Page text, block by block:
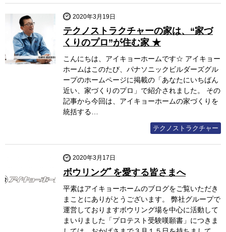
2020年3月19日
テクノストラクチャーの家は、“家づ
くりのプロ”が住む家 ★
こんにちは、アイキョーホームです☆ アイキョー
ホームはこのたび、パナソニックビルダーズグル
ープのホームページに掲載の「あなたにいちばん
近い、家づくりのプロ」で紹介されました。 その
記事から今回は、アイキョーホームの家づくりを
統括する…
テクノストラクチャー
2020年3月17日
ボウリングﾞを愛する皆さまへ
平素はアイキョーホームのブログをご覧いただき
まことにありがとうございます。 弊社グループで
運営しておりますボウリング場を中心に活動して
まいりました「プロテスト受験嘆願書」につきま